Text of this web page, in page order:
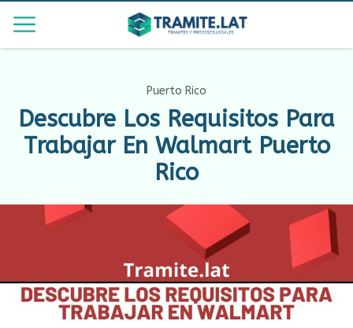
Puerto Rico
Descubre Los Requisitos Para
Trabajar En Walmart Puerto
Rico